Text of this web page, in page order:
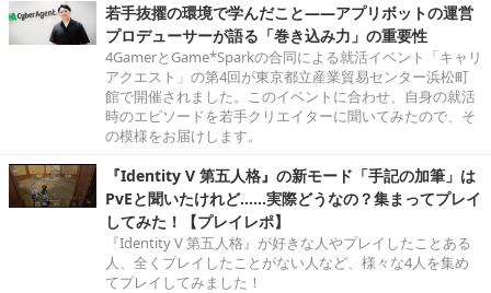
若手抜擢の環境で学んだこと――アプリボットの運営
プロデューサーが語る「巻き込み力」の重要性
4GamerとGame*Sparkの合同による就活イベント「キャリ
アクエスト」の第4回が東京都立産業貿易センター浜松町
館で開催されました。このイベントに合わせ、自身の就活
時のエピソードを若手クリエイターに聞いてみたので、そ
の模様をお届けします。
『Identity V 第五人格』の新モード「手記の加筆」は
PvEと聞いたけれど……実際どうなの？集まってプレイ
してみた！【プレイレポ】
『Identity V 第五人格』が好きな人やプレイしたことある
人、全くプレイしたことがない人など、様々な4人を集め
てプレイしてみました！